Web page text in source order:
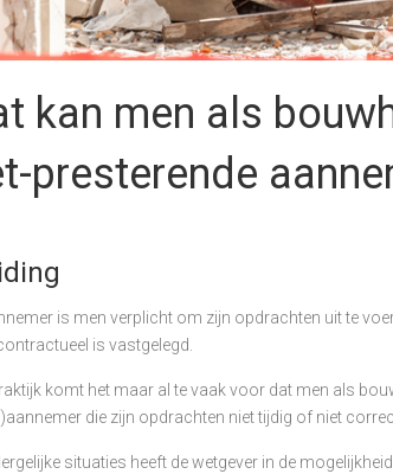
kan men als
presterende
is men verplicht om zijn opdrachten uit te
is vastgelegd.
komt het maar al te vaak voor dat men als
die zijn opdrachten niet tijdig of niet
situaties heeft de wetgever in de